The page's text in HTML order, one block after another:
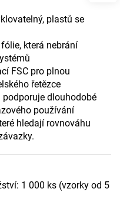
plastů se
která nebrání
FSC pro plnou
řetězce
dlouhodobé
používání
hledají rovnováhu
1 000 ks (vzorky od 5